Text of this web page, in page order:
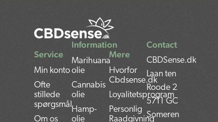
Contact
CBDSense.dk
Laan ten
Roode 2
5711 GC
Someren
Service
Min konto
Ofte
stillede
spørgsmål
Om os
Information
Marihuana
olie
Cannabis
olie
Hamp-
olie
Mere
Hvorfor
Cbdsense.dk
Loyalitetsprogram
Personlig
Raadgivning